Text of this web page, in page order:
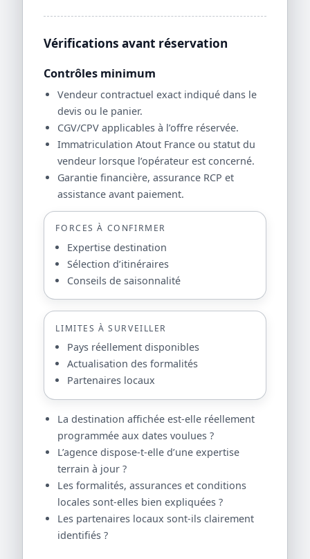
Vérifications avant réservation
Contrôles minimum
Vendeur contractuel exact indiqué dans le
devis ou le panier.
CGV/CPV applicables à l’offre réservée.
Immatriculation Atout France ou statut du
vendeur lorsque l’opérateur est concerné.
Garantie financière, assurance RCP et
assistance avant paiement.
FORCES À CONFIRMER
Expertise destination
Sélection d’itinéraires
Conseils de saisonnalité
LIMITES À SURVEILLER
Pays réellement disponibles
Actualisation des formalités
Partenaires locaux
La destination affichée est-elle réellement
programmée aux dates voulues ?
L’agence dispose-t-elle d’une expertise
terrain à jour ?
Les formalités, assurances et conditions
locales sont-elles bien expliquées ?
Les partenaires locaux sont-ils clairement
identifiés ?